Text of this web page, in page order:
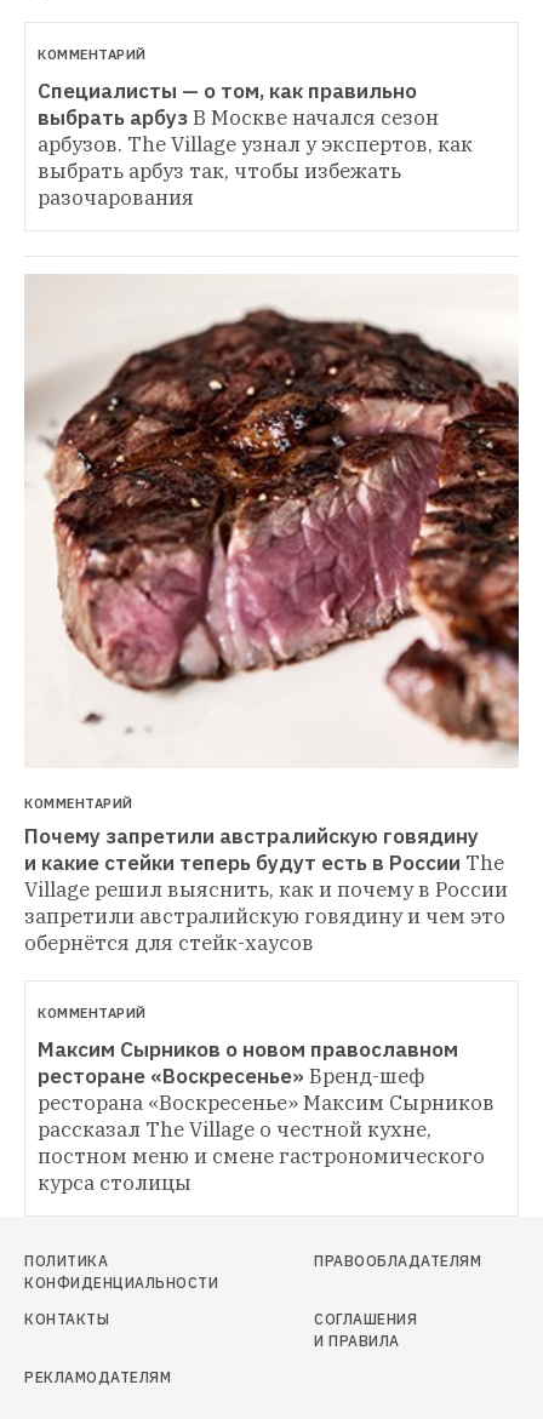
КОММЕНТАРИЙ
Специалисты — о том, как правильно
выбрать арбузВ Москве начался сезон
арбузов. The Village узнал у экспертов, как
выбрать арбуз так, чтобы избежать
разочарования
КОММЕНТАРИЙ
Почему запретили австралийскую говядину
и какие стейки теперь будут есть в России The
Village решил выяснить, как и почему в России
запретили австралийскую говядину и чем это
обернётся для стейк-хаусов
КОММЕНТАРИЙ
Максим Сырников о новом православном
ресторане «Воскресенье» Бренд-шеф
ресторана «Воскресенье» Максим Сырников
рассказал The Village о честной кухне,
постном меню и смене гастрономического
курса столицы
ПОЛИТИКА
КОНФИДЕНЦИАЛЬНОСТИ
ПРАВООБЛАДАТЕЛЯМ
КОНТАКТЫ
СОГЛАШЕНИЯ
И ПРАВИЛА
РЕКЛАМОДАТЕЛЯМ